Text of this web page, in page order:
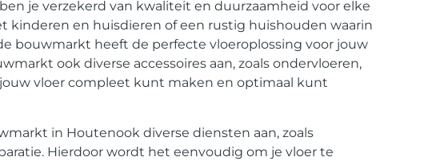
je verzekerd van kwaliteit en duurzaamheid voor elke
kinderen en huisdieren of een rustig huishouden waarin
bouwmarkt heeft de perfecte vloeroplossing voor jouw
ook diverse accessoires aan, zoals ondervloeren,
vloer compleet kunt maken en optimaal kunt
in Houtenook diverse diensten aan, zoals
Hierdoor wordt het eenvoudig om je vloer te